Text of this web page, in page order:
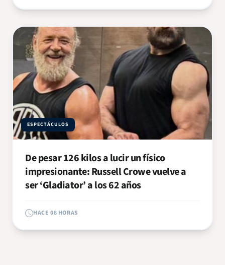
ESPECTÁCULOS
De pesar 126 kilos a lucir un físico
impresionante: Russell Crowe vuelve a
ser ‘Gladiator’ a los 62 años
HACE 08 HORAS